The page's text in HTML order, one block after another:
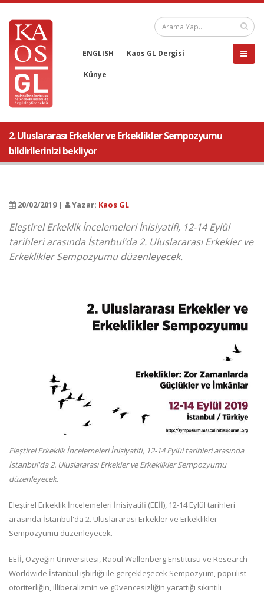
ENGLISH Kaos GL Dergisi
Künye
2. Uluslararası Erkekler ve Erkeklikler Sempozyumu
bildirilerinizi bekliyor
20/02/2019 | Yazar: Kaos GL
Eleştirel Erkeklik İncelemeleri İnisiyatifi, 12-14 Eylül
tarihleri arasında İstanbul’da 2. Uluslararası Erkekler ve
Erkeklikler Sempozyumu düzenleyecek.
Eleştirel Erkeklik İncelemeleri İnisiyatifi, 12-14 Eylül tarihleri arasında
İstanbul'da 2. Uluslararası Erkekler ve Erkeklikler Sempozyumu
düzenleyecek.
Eleştirel Erkeklik İncelemeleri İnisiyatifi (EEİİ), 12-14 Eylül tarihleri
arasında İstanbul'da 2. Uluslararası Erkekler ve Erkeklikler
Sempozyumu düzenleyecek.
EEİİ, Özyeğin Üniversitesi, Raoul Wallenberg Enstitüsü ve Research
Worldwide İstanbul işbirliği ile gerçekleşecek Sempozyum, popülist
otoriterliğin, illiberalizmin ve güvencesizliğin yarattığı sıkıntılı